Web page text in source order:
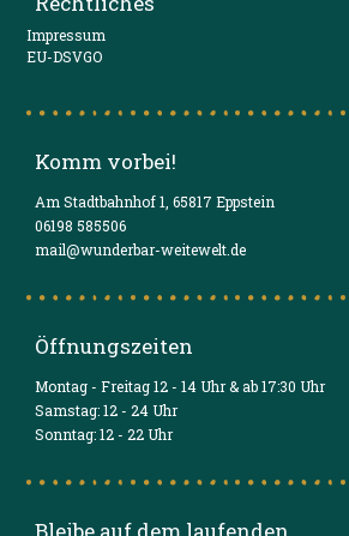
Impressum
EU-DSVGO
Komm vorbei!
Am Stadtbahnhof 1, 65817 Eppstein
06198 585506
mail@wunderbar-weitewelt.de
Öffnungszeiten
Montag - Freitag 12 - 14 Uhr & ab 17:30 Uhr
Samstag: 12 - 24 Uhr
Sonntag: 12 - 22 Uhr